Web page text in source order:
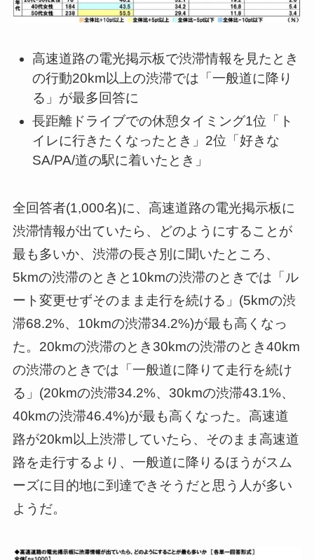
高速道路の電光掲示板で渋滞情報を見たとき
の行動20km以上の渋滞では「一般道に降り
る」が最多回答に
長距離ドライブでの休憩タイミング1位「ト
イレに行きたくなったとき」2位「好きな
SA/PA/道の駅に着いたとき」
全回答者(1,000名)に、高速道路の電光掲示板に
渋滞情報が出ていたら、どのようにすることが
最も多いか、渋滞の長さ別に聞いたところ、
5kmの渋滞のときと10kmの渋滞のときでは「ル
ート変更せずそのまま走行を続ける」(5kmの渋
滞68.2%、10kmの渋滞34.2%)が最も高くなっ
た。20kmの渋滞のとき30kmの渋滞のとき40km
の渋滞のときでは「一般道に降りて走行を続け
る」(20kmの渋滞34.2%、30kmの渋滞43.1%、
40kmの渋滞46.4%)が最も高くなった。高速道
路が20km以上渋滞していたら、そのまま高速道
路を走行するより、一般道に降りるほうがスム
ーズに目的地に到達できそうだと思う人が多い
ようだ。